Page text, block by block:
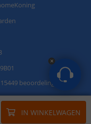
IN WINKELWAGEN
15449 beoordelingen